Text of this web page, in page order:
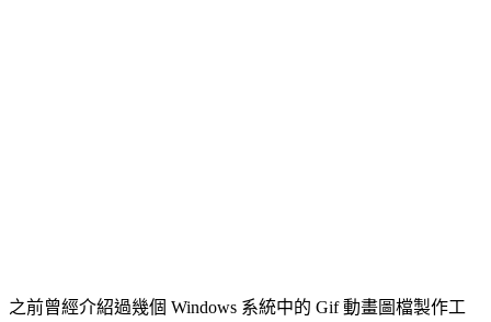
之前曾經介紹過幾個 Windows 系統中的 Gif 動畫圖檔製作工